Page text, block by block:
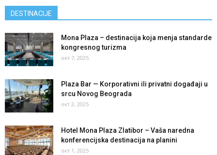
DESTINACIJE
Mona Plaza – destinacija koja menja standarde
kongresnog turizma
окт 7, 2025
Plaza Bar — Korporativni ili privatni događaji u
srcu Novog Beograda
окт 2, 2025
Hotel Mona Plaza Zlatibor – Vaša naredna
konferencijska destinacija na planini
окт 1, 2025